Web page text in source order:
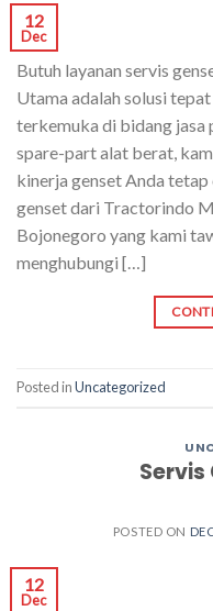
12
Dec
Butuh layanan servis
Utama adalah solusi
terkemuka di bidang jasa
spare-part alat berat,
kinerja genset Anda
genset dari Tractorindo
Bojonegoro yang kami
menghubungi […]
Posted inUncategorized
POSTED ON
12
Dec